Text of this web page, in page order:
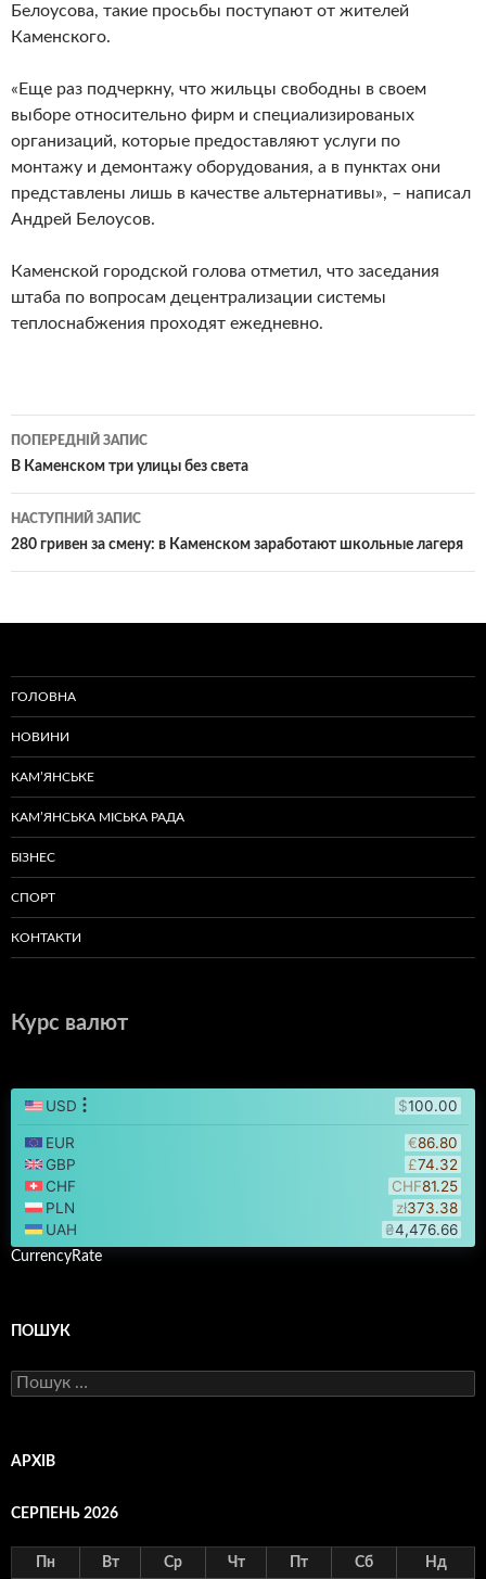
Белоусова, такие просьбы поступают от жителей
Каменского.
«Еще раз подчеркну, что жильцы свободны в своем
выборе относительно фирм и специализированых
организаций, которые предоставляют услуги по
монтажу и демонтажу оборудования, а в пунктах они
представлены лишь в качестве альтернативы», – написал
Андрей Белоусов.
Каменской городской голова отметил, что заседания
штаба по вопросам децентрализации системы
теплоснабжения проходят ежедневно.
Навігація
по
записам
ПОПЕРЕДНІЙ ЗАПИС
В Каменском три улицы без света
НАСТУПНИЙ ЗАПИС
280 гривен за смену: в Каменском заработают школьные лагеря
ГОЛОВНА
НОВИНИ
КАМ’ЯНСЬКЕ
КАМ’ЯНСЬКА МІСЬКА РАДА
БІЗНЕС
СПОРТ
КОНТАКТИ
Курс валют
CurrencyRate
ПОШУК
Пошук:
АРХІВ
СЕРПЕНЬ 2026
Пн Вт Ср Чт Пт Сб Нд